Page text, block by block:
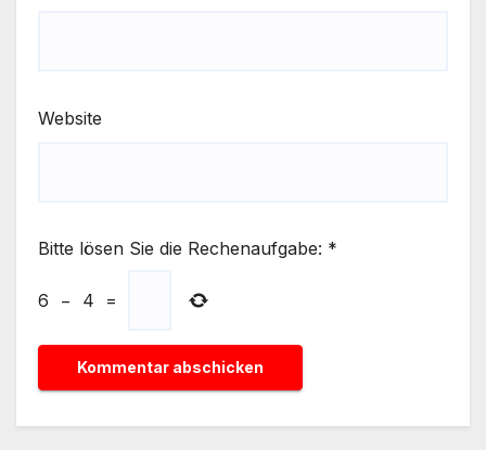
Website
Bitte lösen Sie die Rechenaufgabe: *
6 − 4 =